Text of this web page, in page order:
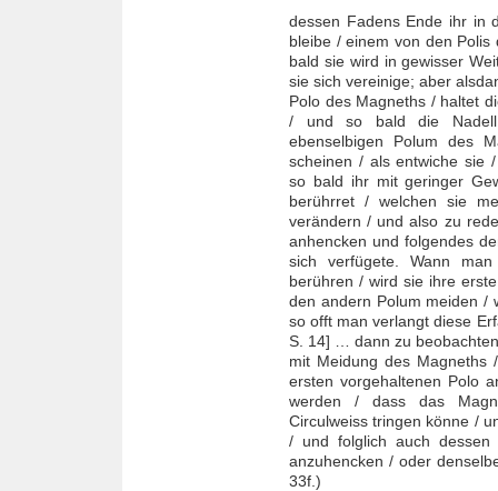
dessen Fadens Ende ihr in
bleibe / einem von den
bald sie wird in gewisser
sie sich vereinige; aber
Polo des Magneths / haltet
/ und so bald die
ebenselbigen Polum des
scheinen / als entwiche sie
so bald ihr mit geringer
berührret / welchen sie
verändern / und also zu
anhencken und folgendes
sich verfügete. Wann
berühren / wird sie ihre
den andern Polum meiden /
so offt man verlangt diese
S. 14] … dann zu
mit Meidung des Magneths
ersten vorgehaltenen Polo
werden / dass das
Circulweiss tringen könne /
/ und folglich auch dessen
anzuhencken / oder
33f.)